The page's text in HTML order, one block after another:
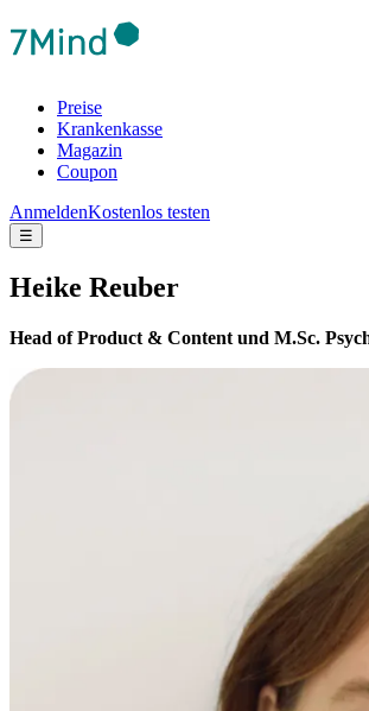
Preise
Krankenkasse
Magazin
Coupon
AnmeldenKostenlos testen
☰
Heike Reuber
Head of Product & Content und M.Sc.